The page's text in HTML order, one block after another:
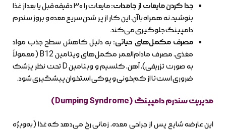
جدا کردن مایعات از جامدات:
مایعات را ۳۰ دقیقه قبل یا بعد از غذا
بنوشید، نه همراه با آن. این کار از پر شدن سریع معده و بروز سندرم
دامپینگ جلوگیری می‌کند.
مصرف مکمل‌های حیاتی: به دلیل کاهش سطح جذب مواد
مغذی، مصرف مادام‌العمر مکمل‌های ویتامین B12 (معمولاً
به صورت تزریقی)، آهن، کلسیم و ویتامین D تحت نظر پزشک
ضروری است تا از کم‌خونی و پوکی استخوان پیشگیری شود.
مدیریت سندرم دامپینگ (Dumping Syndrome)
این عارضه شایع پس از جراحی معده، زمانی رخ می‌دهد که غذا (به‌ویژه